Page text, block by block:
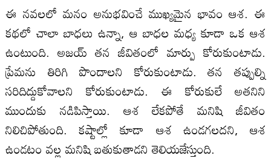
ఈ నవలలో మనం అనుభవించే ముఖ్యమైన భావం ఆశ. ఈ
కథలో చాలా బాధలు ఉన్నా, ఆ బాధల మధ్య కూడా ఒక ఆశ
ఉంటుంది. అజయ్ తన జీవితంలో మార్పు కోరుకుంటాడు.
ప్రేమను తిరిగి పొందాలని కోరుకుంటాడు. తన తప్పుల్ని
సరిదిద్దుకోవాలని కోరుకుంటాడు. ఈ కోరుకులే అతనిని
ముందుకు నడిపిస్తాయి. ఆశ లేకపోతే మనిషి జీవితం
నిలిచిపోతుంది. కష్టాల్లో కూడా ఆశ ఉండగలదని, ఆశ
ఉండటం వల్ల మనిషి బతుకుతాడని తెలియజేస్తుంది.